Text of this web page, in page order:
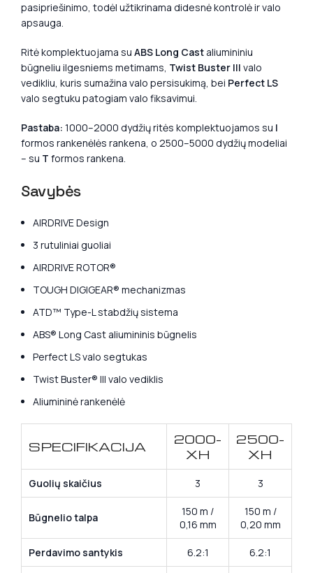
pasipriešinimo, todėl užtikrinama didesnė kontrolė ir valo
apsauga.
Ritė komplektuojama su ABS Long Cast aliumininiu
būgneliu ilgesniems metimams, Twist Buster III valo
vedikliu, kuris sumažina valo persisukimą, bei Perfect LS
valo segtuku patogiam valo fiksavimui.
Pastaba: 1000–2000 dydžių ritės komplektuojamos su I
formos rankenėlės rankena, o 2500–5000 dydžių modeliai
– su T formos rankena.
Savybės
AIRDRIVE Design
3 rutuliniai guoliai
AIRDRIVE ROTOR®
TOUGH DIGIGEAR® mechanizmas
ATD™ Type-L stabdžių sistema
ABS® Long Cast aliumininis būgnelis
Perfect LS valo segtukas
Twist Buster® III valo vediklis
Aliumininė rankenėlė
SPECIFIKACIJA
2000-
XH
2500-
XH
Guolių skaičius 3 3
Būgnelio talpa
150 m /
0,16 mm
150 m /
0,20 mm
Perdavimo santykis 6.2:1 6.2:1